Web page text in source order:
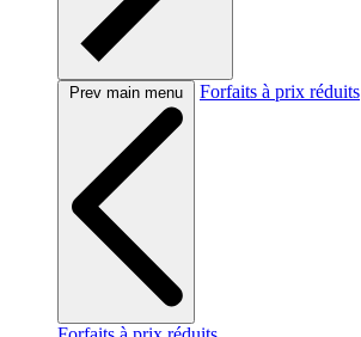
Prev main menu Forfaits à prix réduits